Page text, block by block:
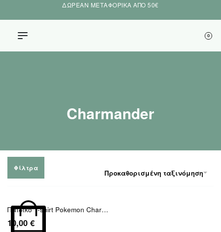
ΔΩΡΕΑΝ ΜΕΤΑΦΟΡΙΚΑ ΑΠΟ 50€
0
Charmander
Προκαθορισμένη ταξινόμηση
Φίλτρα
Παιδικό T-shirt Pokemon Charmander 1
10,00 €